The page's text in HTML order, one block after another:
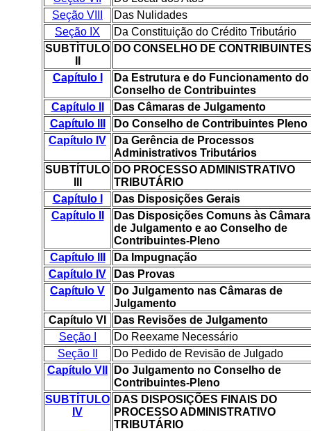
Seção VIII
Das Nulidades
Seção IX
Da Constituição do Crédito Tributário
SUBTÌTULO DO CONSELHO DE CONTRIBUINTES
Capítulo I
Da Estrutura e do Funcionamento do
Conselho de Contribuintes
Capítulo II
Das Câmaras de Julgamento
Capítulo III
Do Conselho de Contribuintes Pleno
Capítulo IV
Da Gerência de Processos
Administrativos Tributários
SUBTÍTULO DO PROCESSO ADMINISTRATIVO
TRIBUTÁRIO
Capítulo I
Das Disposições Gerais
Capítulo II
Das Disposições Comuns às
de Julgamento e ao Conselho de
Contribuintes-Pleno
Capítulo III
Da Impugnação
Capítulo IV
Das Provas
Capítulo V
Do Julgamento nas Câmaras de
Julgamento
Capítulo VI
Das Revisões de Julgamento
Seção I
Do Reexame Necessário
Seção II
Do Pedido de Revisão de Julgado
Capítulo VII
Do Julgamento no Conselho de
Contribuintes-Pleno
SUBTÍTULO
IV
DAS DISPOSIÇÕES FINAIS DO
PROCESSO ADMINISTRATIVO
TRIBUTÁRIO